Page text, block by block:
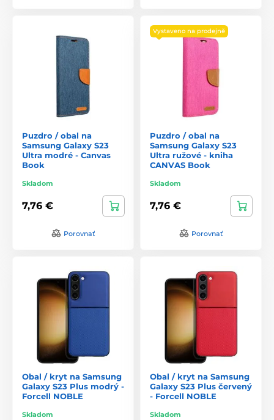
Puzdro / obal na
Samsung Galaxy S23
Ultra modré - Canvas
Book
Skladom
7,76 €
Porovnať
Vystaveno na prodejně
Puzdro / obal na
Samsung Galaxy S23
Ultra ružové - kniha
CANVAS Book
Skladom
7,76 €
Porovnať
Obal / kryt na Samsung
Galaxy S23 Plus modrý -
Forcell NOBLE
Skladom
Obal / kryt na Samsung
Galaxy S23 Plus červený
- Forcell NOBLE
Skladom